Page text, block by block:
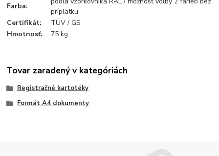
Farba:
príplatku
Certifikát:
TÜV / GS
Hmotnosť:
75 kg
Tovar zaradený v kategóriách
Registračné kartotéky
Formát A4 dokumenty